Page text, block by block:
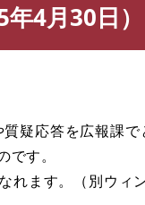
4月30日）
疑応答を広報課で
す。
ます。（別ウィ